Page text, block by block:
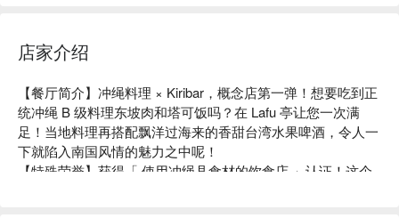
店家介绍
【餐厅简介】冲绳料理 × Kiribar，概念店第一弹！想要吃到正
统冲绳 B 级料理东坡肉和塔可饭吗？在 Lafu 亭让您一次满
足！当地料理再搭配飘洋过海来的香甜台湾水果啤酒，令人一
下就陷入南国风情的魅力之中呢！
【特殊荣誉】获得「 使用冲绳县食材的饮食店 」认证！这个